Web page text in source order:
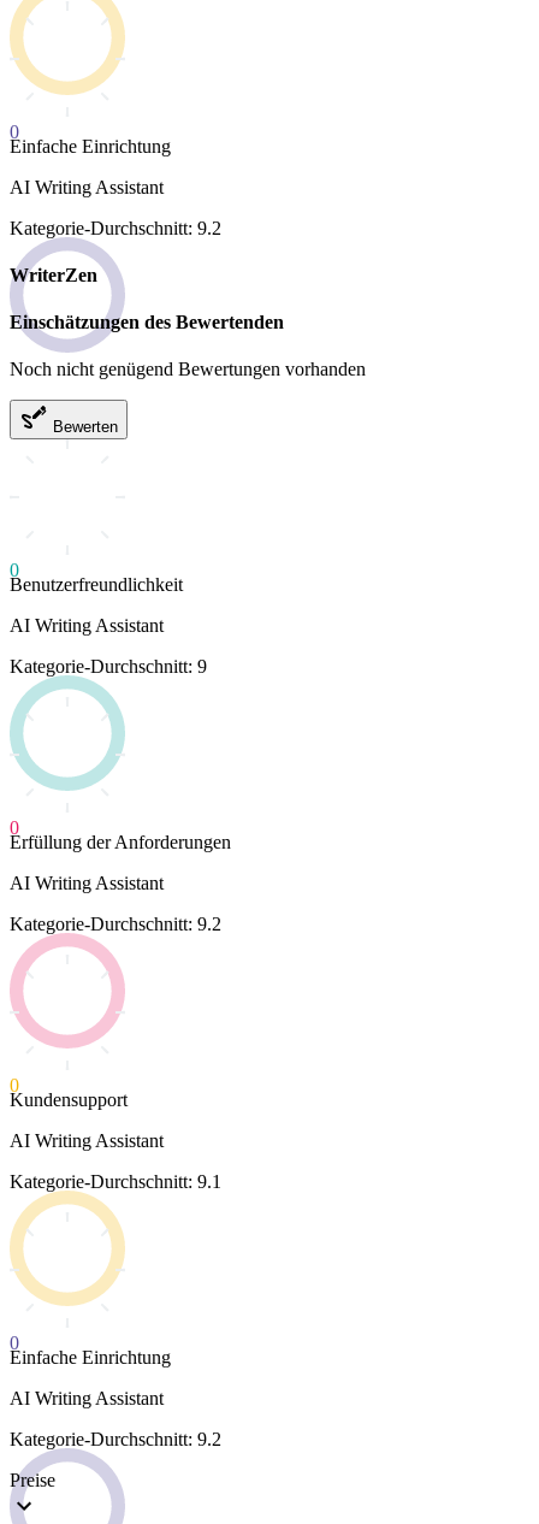
0
Einfache Einrichtung
AI Writing Assistant
Kategorie-Durchschnitt: 9.2
WriterZen
Einschätzungen des Bewertenden
Noch nicht genügend Bewertungen vorhanden
Bewerten
0
Benutzerfreundlichkeit
AI Writing Assistant
Kategorie-Durchschnitt: 9
0
Erfüllung der Anforderungen
AI Writing Assistant
Kategorie-Durchschnitt: 9.2
0
Kundensupport
AI Writing Assistant
Kategorie-Durchschnitt: 9.1
0
Einfache Einrichtung
AI Writing Assistant
Kategorie-Durchschnitt: 9.2
Preise